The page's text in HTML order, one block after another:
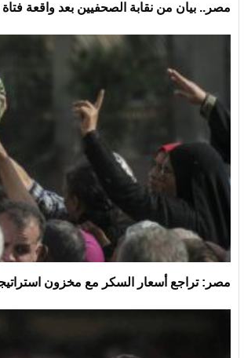
مصر.. بيان من نقابة الصحفيين بعد واقعة فتاة
مصر: تراجع أسعار السكر مع مخزون